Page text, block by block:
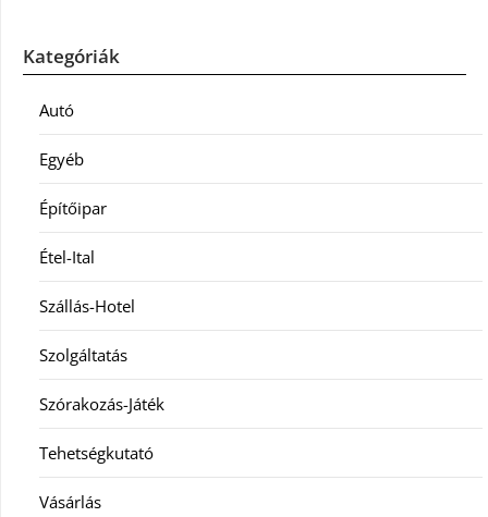
Kategóriák
Autó
Egyéb
Építőipar
Étel-Ital
Szállás-Hotel
Szolgáltatás
Szórakozás-Játék
Tehetségkutató
Vásárlás